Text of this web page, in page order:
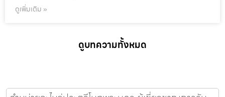
ดูเพิ่มเติม »
ดูบทความทั้งหมด